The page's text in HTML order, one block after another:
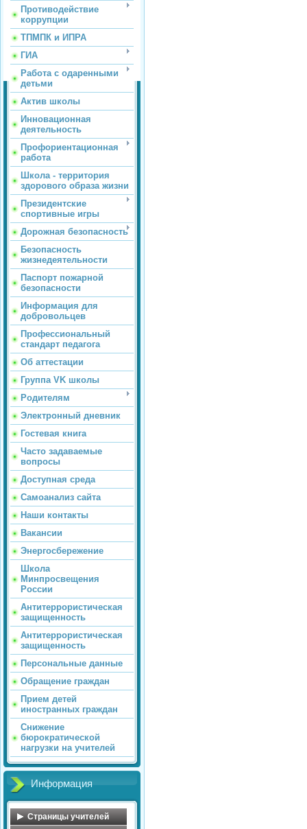
Противодействие
коррупции
ТПМПК и ИПРА
ГИА
Работа с одаренными
детьми
Актив школы
Инновационная
деятельность
Профориентационная
работа
Школа - территория
здорового образа жизни
Президентские
спортивные игры
Дорожная безопасность
Безопасность
жизнедеятельности
Паспорт пожарной
безопасности
Информация для
добровольцев
Профессиональный
стандарт педагога
Об аттестации
Группа VK школы
Родителям
Электронный дневник
Гостевая книга
Часто задаваемые
вопросы
Доступная среда
Самоанализ сайта
Наши контакты
Вакансии
Энергосбережение
Школа
Минпросвещения
России
Антитеррористическая
защищенность
Антитеррористическая
защищенность
Персональные данные
Обращение граждан
Прием детей
иностранных граждан
Снижение
бюрократической
нагрузки на учителей
Информация
Страницы учителей